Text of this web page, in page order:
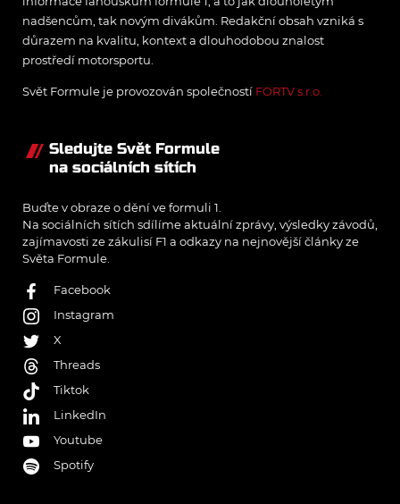
nadšencům, tak novým divákům. Redakční obsah vzniká s
důrazem na kvalitu, kontext a dlouhodobou znalost
prostředí motorsportu.
Svět Formule je provozován společností FORTV s.r.o.
Sledujte Svět Formule
na sociálních sítích
Buďte v obraze o dění ve formuli 1.
Na sociálních sítích sdílíme aktuální zprávy, výsledky závodů,
zajímavosti ze zákulisí F1 a odkazy na nejnovější články ze
Světa Formule.
Facebook
Instagram
X
Threads
Tiktok
LinkedIn
Youtube
Spotify